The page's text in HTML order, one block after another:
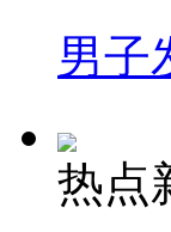
男子
热点